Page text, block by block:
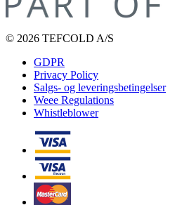
© 2026 TEFCOLD A/S
GDPR
Privacy Policy
Salgs- og leveringsbetingelser
Weee Regulations
Whistleblower